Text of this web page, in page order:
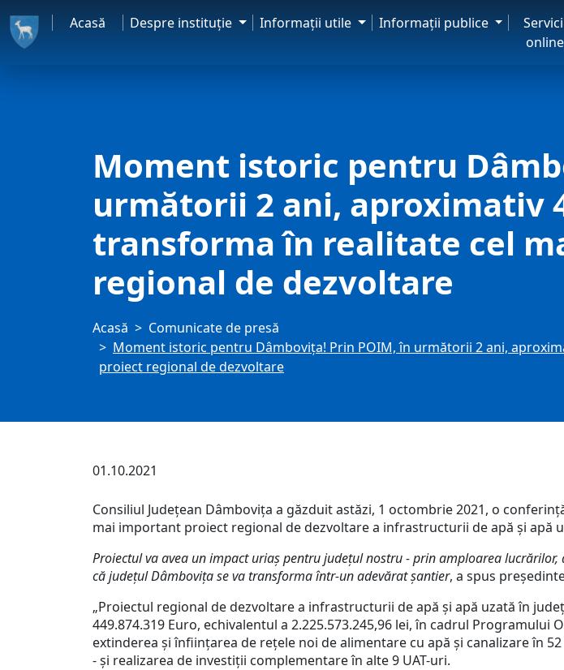
Acasă Despre instituţie Informaţii utile Informaţii publice
online
Moment istoric pentru
următorii 2 ani, aproximativ
transforma în realitate cel
regional de dezvoltare
Acasă
Comunicate de presă
Moment istoric pentru Dâmbovița! Prin POIM, în următorii 2 ani,
proiect regional de dezvoltare
01.10.2021
Consiliul Județean Dâmbovița a găzduit astăzi, 1 octombrie 2021, o
mai important proiect regional de dezvoltare a infrastructurii de apă și apă
Proiectul va avea un impact uriaș pentru județul nostru - prin amploarea
că județul Dâmbovița se va transforma într-un adevărat șantier, a spus
„Proiectul regional de dezvoltare a infrastructurii de apă și apă uzată în
449.874.319 Euro, echivalentul a 2.225.573.245,96 lei, în cadrul
extinderea și înființarea de rețele noi de alimentare cu apă și canalizare în
- și realizarea de investiții complementare în alte 9 UAT-uri.